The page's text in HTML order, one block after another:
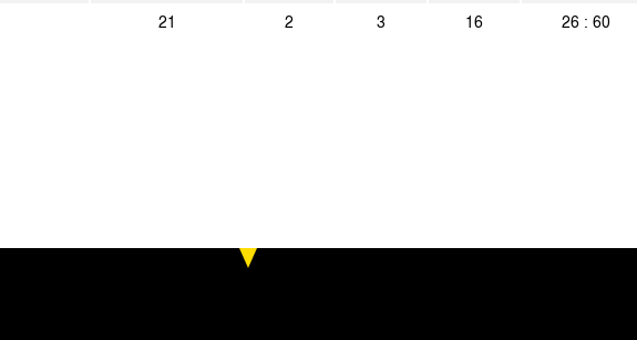
21 2 3 16 26 : 60